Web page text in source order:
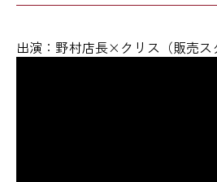
出演：野村店長×クリス（販売ス